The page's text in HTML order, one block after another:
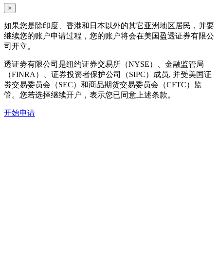
×
如果您是除印度、香港和日本以外的其它亚洲地区居民，并要
继续您的账户申请过程，您的账户将会在美国盈透证券有限公
司开立。
透证劵有限公司是纽约证券交易所（NYSE）、金融监管局
（FINRA）、证券投资者保护公司（SIPC）成员, 并受美国证
劵交易委员会（SEC）和商品期货交易委员会（CFTC）监
管。您若选择继续开户，表示您已同意上述条款。
开始申请